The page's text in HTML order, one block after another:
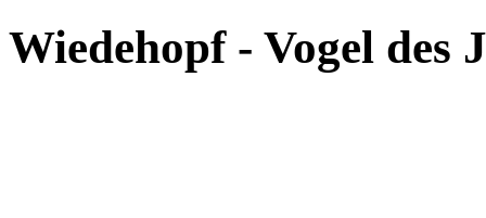
Wiedehopf - Vogel des